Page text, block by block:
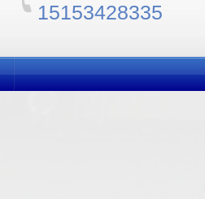
15153428335